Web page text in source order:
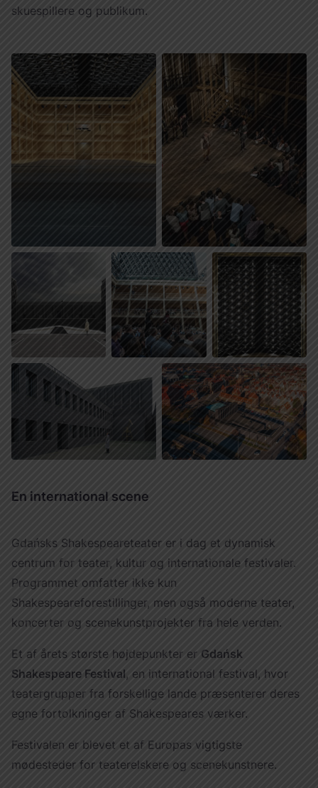
skuespillere og publikum.
En international scene
Gdańsks Shakespeareteater er i dag et dynamisk
centrum for teater, kultur og internationale festivaler.
Programmet omfatter ikke kun
Shakespeareforestillinger, men også moderne teater,
koncerter og scenekunstprojekter fra hele verden.
Et af årets største højdepunkter er Gdańsk
Shakespeare Festival, en international festival, hvor
teatergrupper fra forskellige lande præsenterer deres
egne fortolkninger af Shakespeares værker.
Festivalen er blevet et af Europas vigtigste
mødesteder for teaterelskere og scenekunstnere.